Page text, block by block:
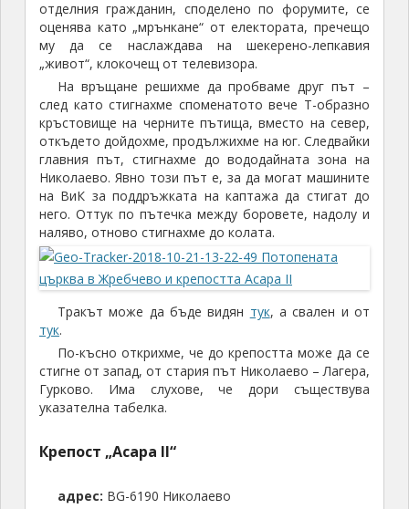
отделния гражданин, споделено по форумите, се
оценява като „мрънкане“ от електората, пречещо
му да се наслаждава на шекерено-лепкавия
„живот“, клокочещ от телевизора.
На връщане решихме да пробваме друг път –
след като стигнахме споменатото вече Т-образно
кръстовище на черните пътища, вместо на север,
откъдето дойдохме, продължихме на юг. Следвайки
главния път, стигнахме до вододайната зона на
Николаево. Явно този път е, за да могат машините
на ВиК за поддръжката на каптажа да стигат до
него. Оттук по пътечка между боровете, надолу и
наляво, отново стигнахме до колата.
Тракът може да бъде видян тук, а свален и от
тук.
По-късно открихме, че до крепостта може да се
стигне от запад, от стария път Николаево – Лагера,
Гурково. Има слухове, че дори съществува
указателна табелка.
Крепост „Асара II“
адрес: BG-6190 Николаево